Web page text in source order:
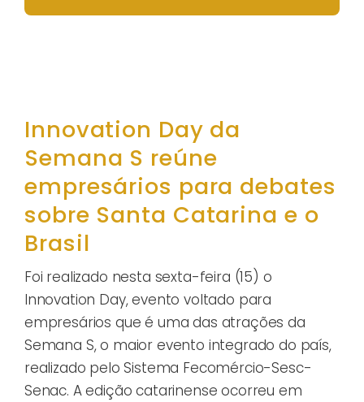
Innovation Day da
Semana S reúne
empresários para debates
sobre Santa Catarina e o
Brasil
Foi realizado nesta sexta-feira (15) o
Innovation Day, evento voltado para
empresários que é uma das atrações da
Semana S, o maior evento integrado do país,
realizado pelo Sistema Fecomércio-Sesc-
Senac. A edição catarinense ocorreu em